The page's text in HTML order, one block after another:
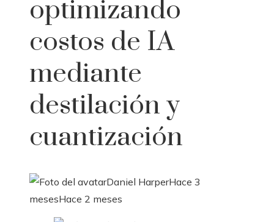
optimizando
costos de IA
mediante
destilación y
cuantización
Daniel HarperHace 3
mesesHace 2 meses